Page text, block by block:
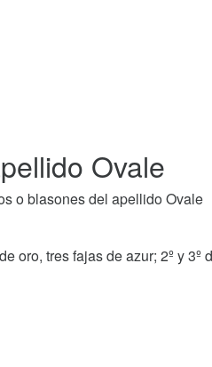
Ovale
o blasones del apellido Ovale
oro, tres fajas de azur; 2º y